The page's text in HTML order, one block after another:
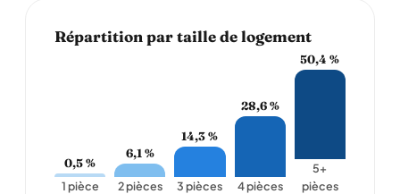
Répartition par taille de logement
0,5 %
1 pièce
6,1 %
2 pièces
14,3 %
3 pièces
28,6 %
4 pièces
50,4 %
5+
pièces